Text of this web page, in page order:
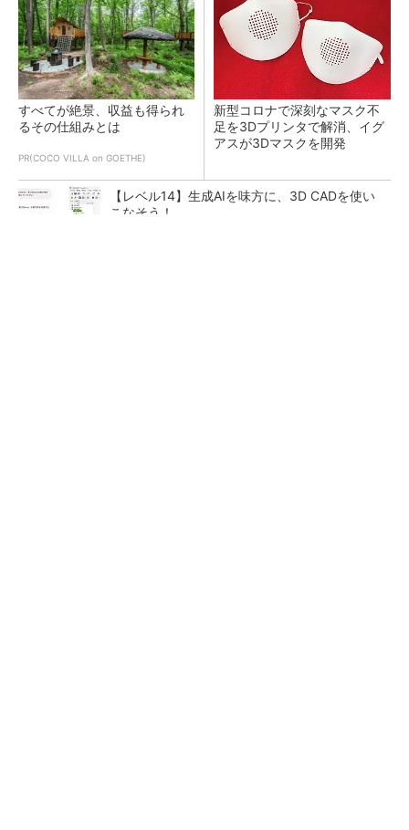
すべてが絶景、収益も得られ
るその仕組みとは
PR(COCO VILLA on GOETHE)
新型コロナで深刻なマスク不
足を3Dプリンタで解消、イグ
アスが3Dマスクを開発
【レベル14】生成AIを味方に、3D CADを使い
こなそう！